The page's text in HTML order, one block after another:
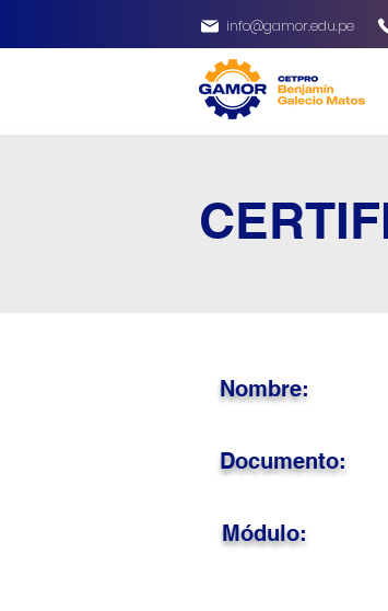
info@gamor.edu.pe
Nombre:
Documento:
Módulo: